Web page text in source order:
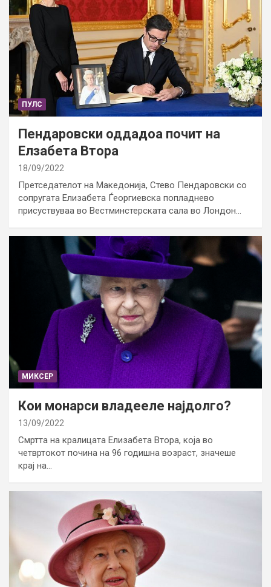
ПУЛС
Пендаровски оддадоа почит на
Елзабета Втора
18/09/2022
Претседателот на Македонија, Стево Пендаровски со
сопругата Елизабета Ѓеоргиевска попладнево
присуствуваа во Вестминстерската сала во Лондон…
МИКСЕР
Кои монарси владееле најдолго?
13/09/2022
Смртта на кралицата Елизабета Втора, која во
четвртокот почина на 96 годишна возраст, значеше
крај на…